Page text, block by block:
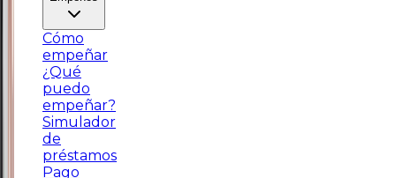
Cómo
empeñar
¿Qué
puedo
empeñar?
Simulador
de
préstamos
Pago